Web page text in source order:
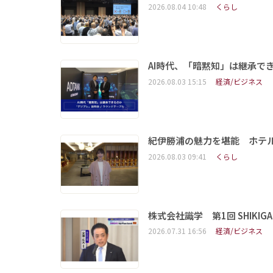
2026.08.04 10:48 くらし
AI時代、「暗黙知」は継承
2026.08.03 15:15 経済/ビジネス
紀伊勝浦の魅力を堪能 ホテ
2026.08.03 09:41 くらし
株式会社識学 第1回
2026.07.31 16:56 経済/ビジネス